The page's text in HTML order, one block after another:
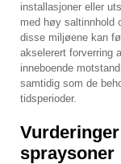
installasjoner eller
med høy saltinnhold
disse miljøene kan
akselerert forverring
inneboende
samtidig som de
tidsperioder.
spraysoner